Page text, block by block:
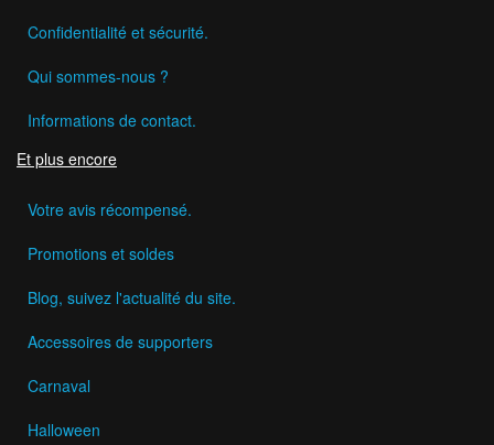
Confidentialité et sécurité.
Qui sommes-nous ?
Informations de contact.
Et plus encore
Votre avis récompensé.
Promotions et soldes
Blog, suivez l'actualité du site.
Accessoires de supporters
Carnaval
Halloween